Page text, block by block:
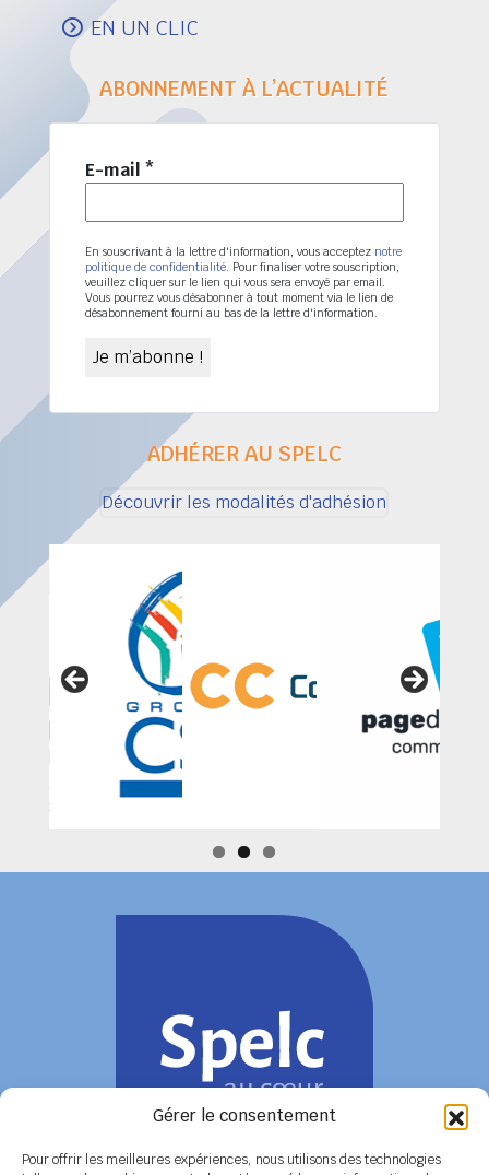
Gérer le consentement
Pour offrir les meilleures expériences, nous utilisons des technologies
EN UN CLIC
ABONNEMENT À L’ACTUALITÉ
E-mail *
En souscrivant à la lettre d'information, vous acceptez notre
politique de confidentialité. Pour finaliser votre souscription,
veuillez cliquer sur le lien qui vous sera envoyé par email.
Vous pourrez vous désabonner à tout moment via le lien de
désabonnement fourni au bas de la lettre d'information.
ADHÉRER AU SPELC
Découvrir les modalités d'adhésion